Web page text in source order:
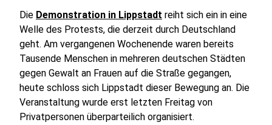
Die Demonstration in Lippstadt reiht sich ein in eine
Welle des Protests, die derzeit durch Deutschland
geht. Am vergangenen Wochenende waren bereits
Tausende Menschen in mehreren deutschen Städten
gegen Gewalt an Frauen auf die Straße gegangen,
heute schloss sich Lippstadt dieser Bewegung an. Die
Veranstaltung wurde erst letzten Freitag von
Privatpersonen überparteilich organisiert.